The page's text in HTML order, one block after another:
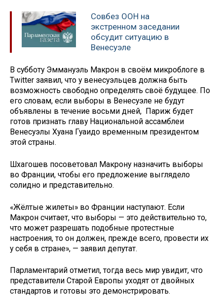
Совбез ООН на
экстренном заседании
обсудит ситуацию в
Венесуэле
В субботу Эммануэль Макрон в своём микроблоге в
Twitter заявил, что у венесуэльцев должна быть
возможность свободно определять своё будущее. По
его словам, если выборы в Венесуэле не будут
объявлены в течение восьми дней, Париж будет
готов признать главу Национальной ассамблеи
Венесуэлы Хуана Гуаидо временным президентом
этой страны.
Шхагошев посоветовал Макрону назначить выборы
во Франции, чтобы его предложение выглядело
солидно и представительно.
«Жёлтые жилеты» во Франции наступают. Если
Макрон считает, что выборы — это действительно то,
что может разрешать подобные протестные
настроения, то он должен, прежде всего, провести их
у себя в стране», — заявил депутат.
Парламентарий отметил, тогда весь мир увидит, что
представители Старой Европы уходят от двойных
стандартов и готовы это демонстрировать.